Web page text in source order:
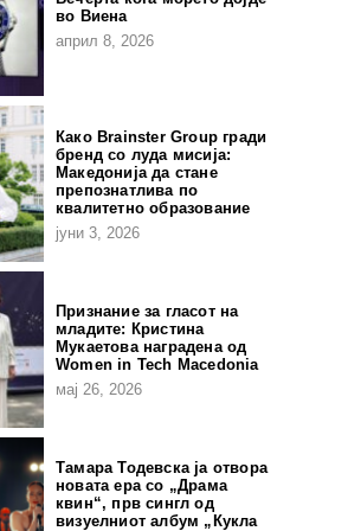
во Виена
април 8, 2026
Како Brainster Group гради
бренд со луда мисија:
Македонија да стане
препознатлива по
квалитетно образование
јуни 3, 2026
Признание за гласот на
младите: Кристина
Мукаетова наградена од
Women in Tech Macedonia
мај 26, 2026
Тамара Тодевска ја отвора
новата ера со „Драма
квин“, прв сингл од
визуелниот албум „Кукла